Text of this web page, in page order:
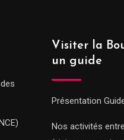
Visiter la
un guide
Présentation
Nos activités